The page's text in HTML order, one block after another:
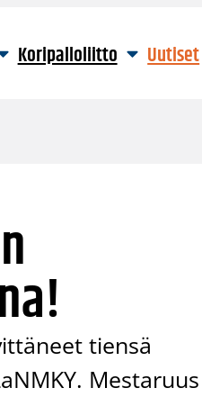
Koripalloliitto Uutiset
tiensä
Mestaruus